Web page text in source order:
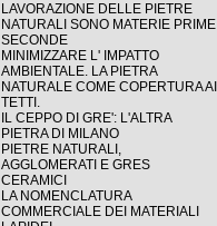
LAVORAZIONE DELLE PIETRE
NATURALI SONO MATERIE PRIME
SECONDE
MINIMIZZARE L' IMPATTO
AMBIENTALE. LA PIETRA
NATURALE COME COPERTURA AI
TETTI.
IL CEPPO DI GRE': L'ALTRA
PIETRA DI MILANO
PIETRE NATURALI,
AGGLOMERATI E GRES
CERAMICI
LA NOMENCLATURA
COMMERCIALE DEI MATERIALI